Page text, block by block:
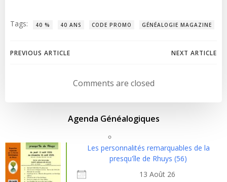
Tags: 40 % 40 ANS CODE PROMO GÉNÉALOGIE MAGAZINE
Post
navigation
PREVIOUS ARTICLE
navigation
NEXT ARTICLE
Comments are closed
Agenda Généalogiques
Les personnalités remarquables de la
presqu'île de Rhuys (56)
13 Août 26